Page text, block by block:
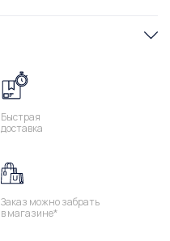
Быстрая
доставка
Заказ можно забрать
в магазине*